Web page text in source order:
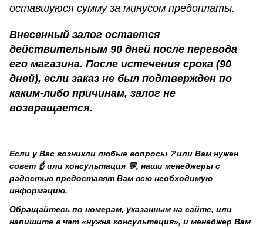
оставшуюся сумму за минусом предоплаты.
Внесенный залог остается
действительным 90 дней после перевода
его магазина. После истечения срока (90
дней), если заказ не был подтвержден по
каким-либо причинам, залог не
возвращается.
Если у Вас возникли любые вопросы ❔ или Вам нужен
совет ☝️ или консультация 💬, наши менеджеры с
радостью предоставят Вам всю необходимую
информацию.
Обращайтесь по номерам, указанным на сайте, или
напишите в чат «нужна консультация», и менеджер Вам